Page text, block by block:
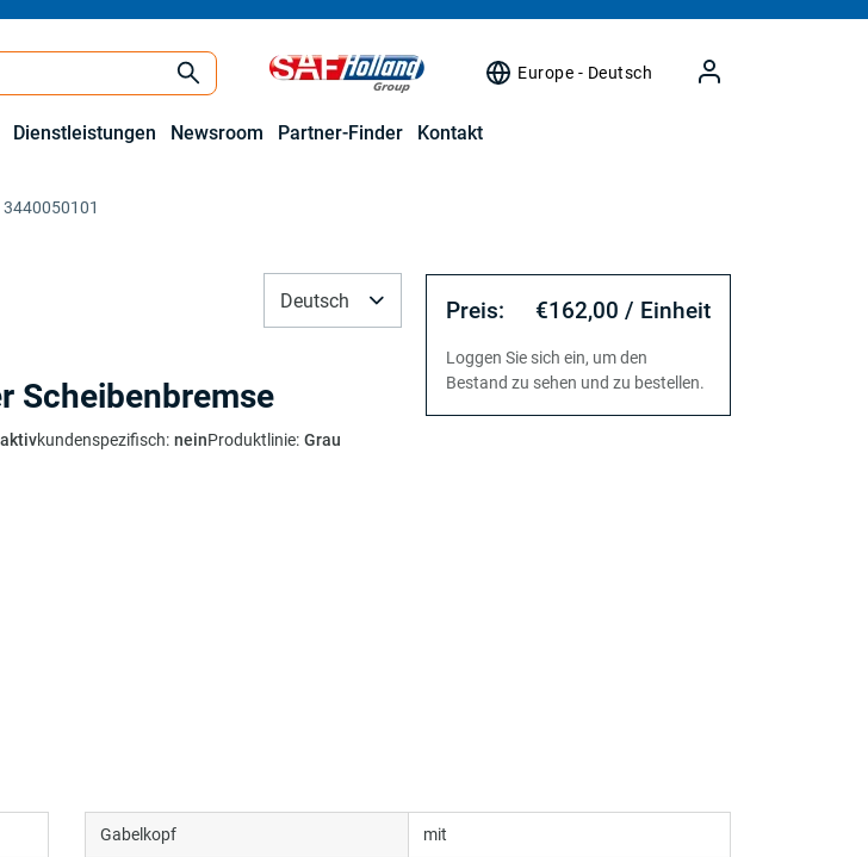
Europe - Deutsch
Dienstleistungen Newsroom Partner-Finder Kontakt
3440050101
Scheibenbremse
aktivkundenspezifisch: neinProduktlinie: Grau
Deutsch Preis: €162,00 / Einheit
Loggen Sie sich ein, um den
Bestand zu sehen und zu bestellen.
Gabelkopf mit